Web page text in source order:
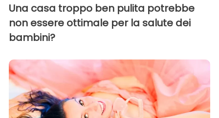
Una casa troppo ben pulita potrebbe
non essere ottimale per la salute dei
bambini?